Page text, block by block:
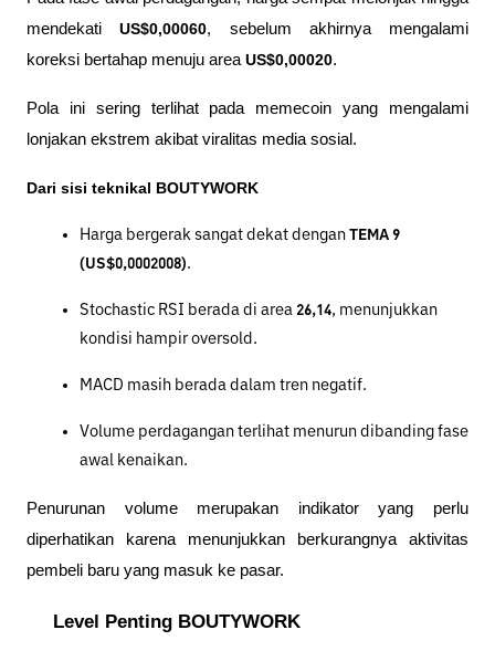
mendekati US$0,00060, sebelum akhirnya mengalami
koreksi bertahap menuju area US$0,00020.
Pola ini sering terlihat pada memecoin yang mengalami
lonjakan ekstrem akibat viralitas media sosial.
Dari sisi teknikal BOUTYWORK
Harga bergerak sangat dekat dengan TEMA 9
(US$0,0002008).
Stochastic RSI berada di area 26,14, menunjukkan
kondisi hampir oversold.
MACD masih berada dalam tren negatif.
Volume perdagangan terlihat menurun dibanding fase
awal kenaikan.
Penurunan volume merupakan indikator yang perlu
diperhatikan karena menunjukkan berkurangnya aktivitas
pembeli baru yang masuk ke pasar.
Level Penting BOUTYWORK